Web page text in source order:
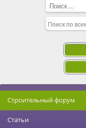
Строительный форум
Статьи